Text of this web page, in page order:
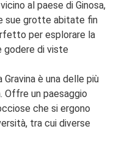
al paese di Ginosa,
sue grotte abitate fin
per esplorare la
godere di viste
Gravina è una delle più
Offre un paesaggio
che si ergono
tra cui diverse